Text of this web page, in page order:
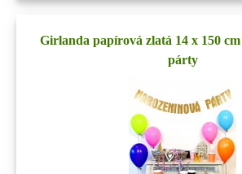
Girlanda papírová zlatá 14 x 150
párty